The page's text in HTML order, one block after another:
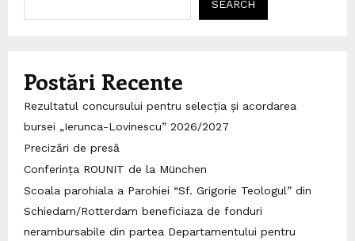
SEARCH
Postări Recente
Rezultatul concursului pentru selecția și acordarea
bursei „Ierunca-Lovinescu” 2026/2027
Precizări de presă
Conferința ROUNIT de la München
Scoala parohiala a Parohiei “Sf. Grigorie Teologul” din
Schiedam/Rotterdam beneficiaza de fonduri
nerambursabile din partea Departamentului pentru